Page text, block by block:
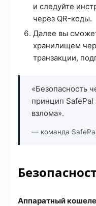
и следуйте
через QR-коды.
Далее вы
хранилищем
транзакции,
«Безопасность
принцип
взлома».
— команда
Аппаратный